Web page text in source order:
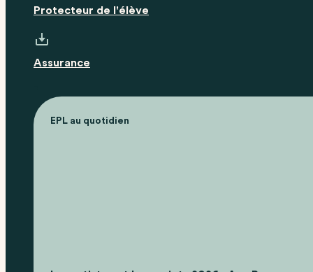
Protecteur de l'élève
Assurance
EPL au quotidien